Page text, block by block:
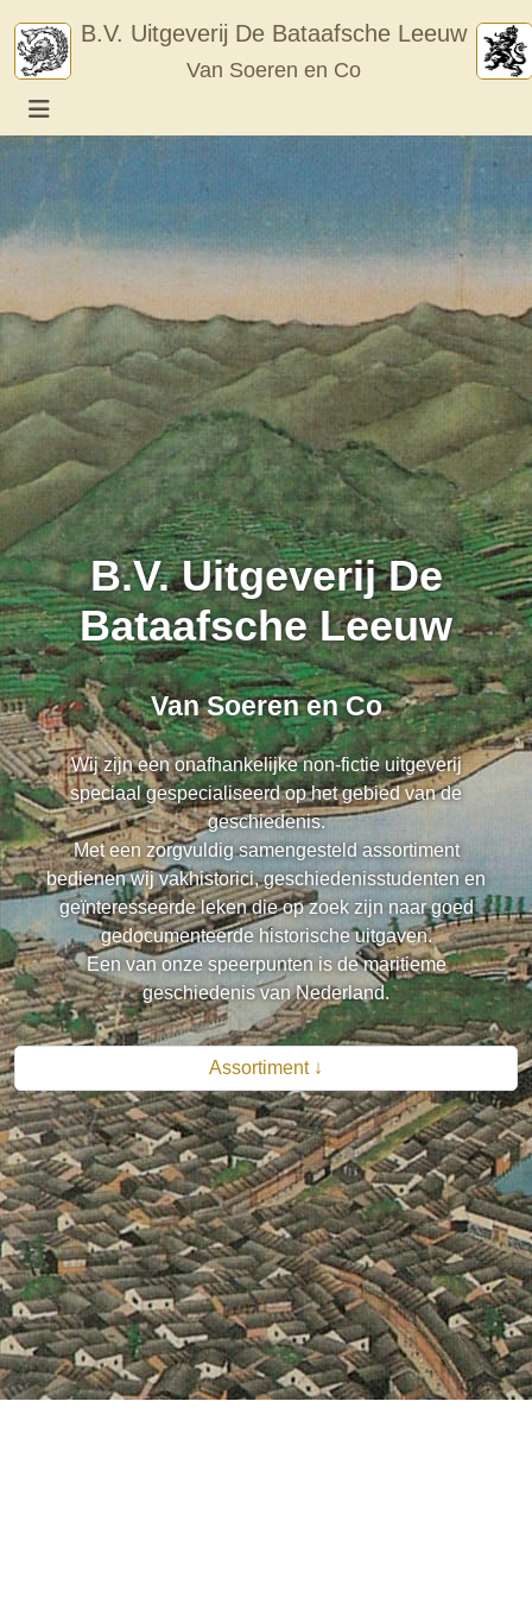
content
B.V. Uitgeverij De Bataafsche Leeuw
Van Soeren en Co
B.V. Uitgeverij De
Bataafsche Leeuw
Van Soeren en Co
Wij zijn een onafhankelijke non-fictie uitgeverij
speciaal gespecialiseerd op het gebied van de
geschiedenis.
Met een zorgvuldig samengesteld assortiment
bedienen wij vakhistorici, geschiedenisstudenten en
geïnteresseerde leken die op zoek zijn naar goed
gedocumenteerde historische uitgaven.
Een van onze speerpunten is de maritieme
geschiedenis van Nederland.
Assortiment ↓